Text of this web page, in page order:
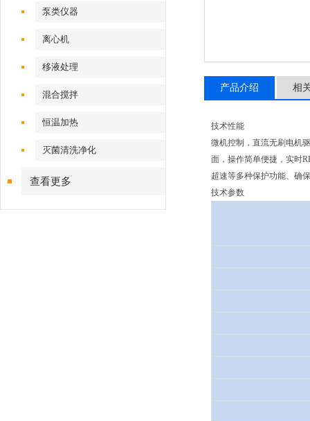
泵类仪器
离心机
移液处理
混合搅拌
恒温加热
灭菌清洗净化
查看更多
产品介绍 相
技术性能
微机控制，直流无刷电机
面，操作简单便捷，实时
超速等多种保护功能、确
技术参数